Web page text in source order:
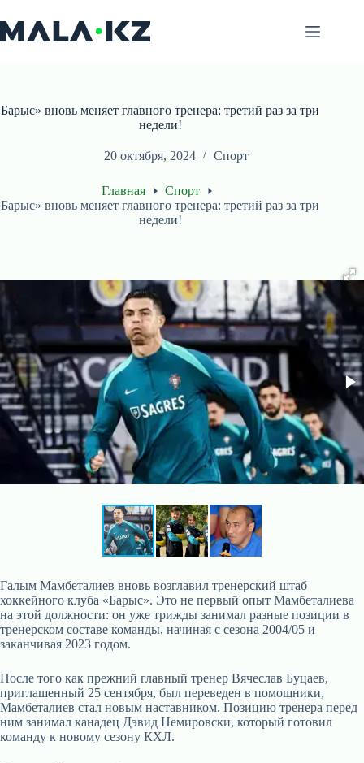
к
сути
Барыс» вновь меняет главного тренера: третий раз за три
недели!
20 октября, 2024 Спорт
Главная
Спорт
Барыс» вновь меняет главного тренера: третий раз за три
недели!
Галым Мамбеталиев вновь возглавил тренерский штаб
хоккейного клуба «Барыс». Это не первый опыт Мамбеталиева
на этой должности: он уже трижды занимал разные позиции в
тренерском составе команды, начиная с сезона 2004/05 и
заканчивая 2023 годом.
После того как прежний главный тренер Вячеслав Буцаев,
приглашенный 25 сентября, был переведен в помощники,
Мамбеталиев стал новым наставником. Позицию тренера перед
ним занимал канадец Дэвид Немировски, который готовил
команду к новому сезону КХЛ.